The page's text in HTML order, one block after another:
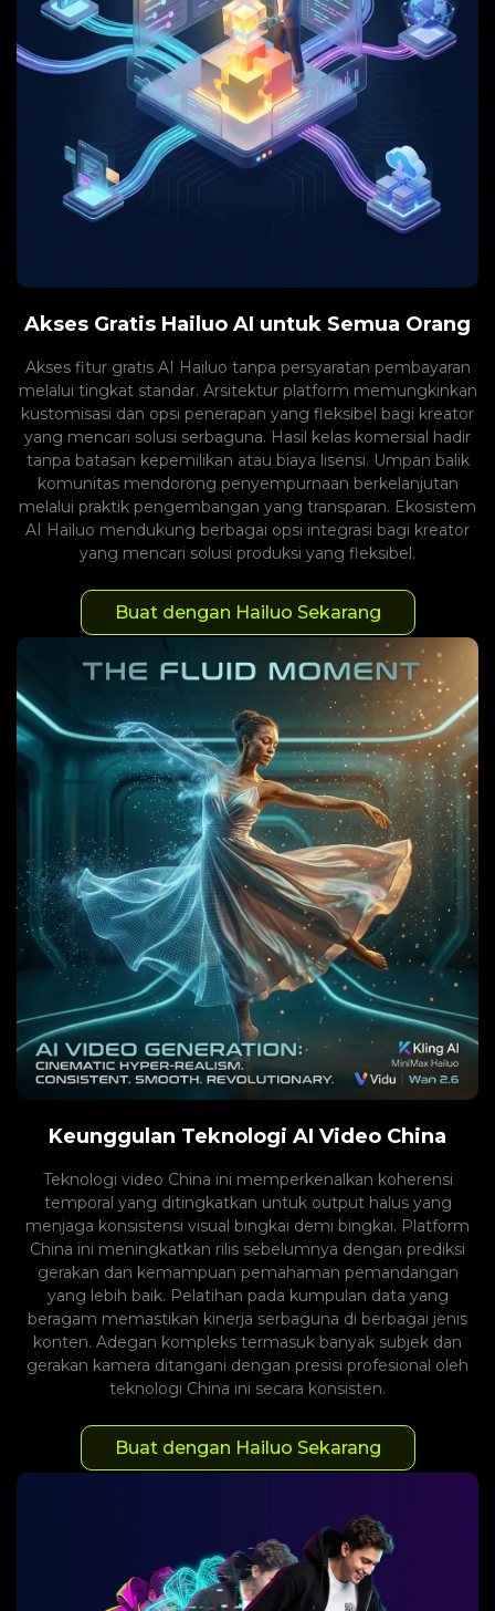
Akses Gratis Hailuo AI untuk Semua Orang
Akses fitur gratis AI Hailuo tanpa persyaratan pembayaran
melalui tingkat standar. Arsitektur platform memungkinkan
kustomisasi dan opsi penerapan yang fleksibel bagi kreator
yang mencari solusi serbaguna. Hasil kelas komersial hadir
tanpa batasan kepemilikan atau biaya lisensi. Umpan balik
komunitas mendorong penyempurnaan berkelanjutan
melalui praktik pengembangan yang transparan. Ekosistem
AI Hailuo mendukung berbagai opsi integrasi bagi kreator
yang mencari solusi produksi yang fleksibel.
Buat dengan Hailuo Sekarang
Keunggulan Teknologi AI Video China
Teknologi video China ini memperkenalkan koherensi
temporal yang ditingkatkan untuk output halus yang
menjaga konsistensi visual bingkai demi bingkai. Platform
China ini meningkatkan rilis sebelumnya dengan prediksi
gerakan dan kemampuan pemahaman pemandangan
yang lebih baik. Pelatihan pada kumpulan data yang
beragam memastikan kinerja serbaguna di berbagai jenis
konten. Adegan kompleks termasuk banyak subjek dan
gerakan kamera ditangani dengan presisi profesional oleh
teknologi China ini secara konsisten.
Buat dengan Hailuo Sekarang